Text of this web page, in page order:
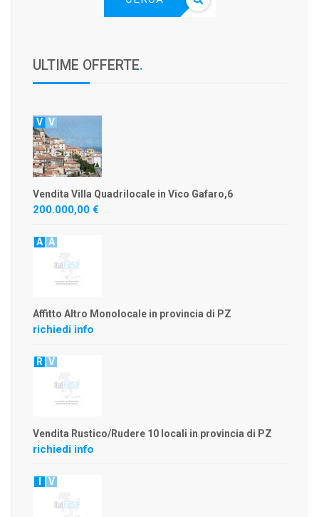
ULTIME OFFERTE.
V V
Vendita Villa Quadrilocale in Vico Gafaro,6
200.000,00 €
A A
Affitto Altro Monolocale in provincia di PZ
richiedi info
R V
Vendita Rustico/Rudere 10 locali in provincia di PZ
richiedi info
V